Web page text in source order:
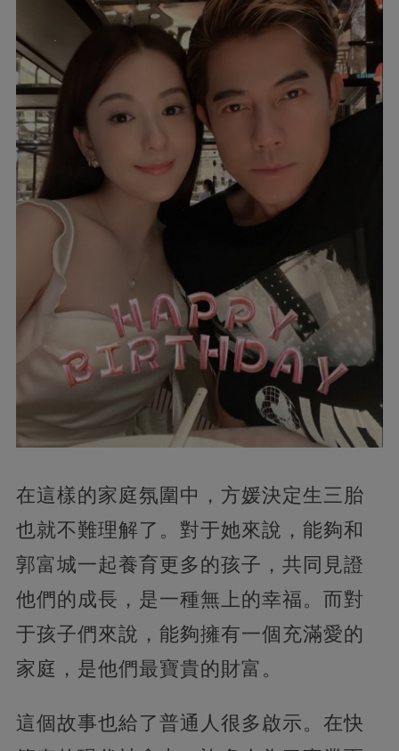
在這樣的家庭氛圍中，方媛決定生三胎
也就不難理解了。對于她來說，能夠和
郭富城一起養育更多的孩子，共同見證
他們的成長，是一種無上的幸福。而對
于孩子們來說，能夠擁有一個充滿愛的
家庭，是他們最寶貴的財富。
這個故事也給了普通人很多啟示。在快